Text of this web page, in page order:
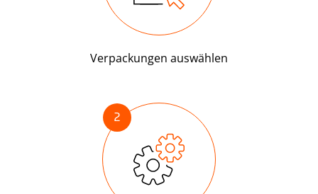
Verpackungen auswählen
2